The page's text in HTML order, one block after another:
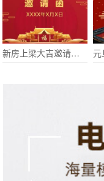
新房上梁大吉邀请函上梁酒邀请函